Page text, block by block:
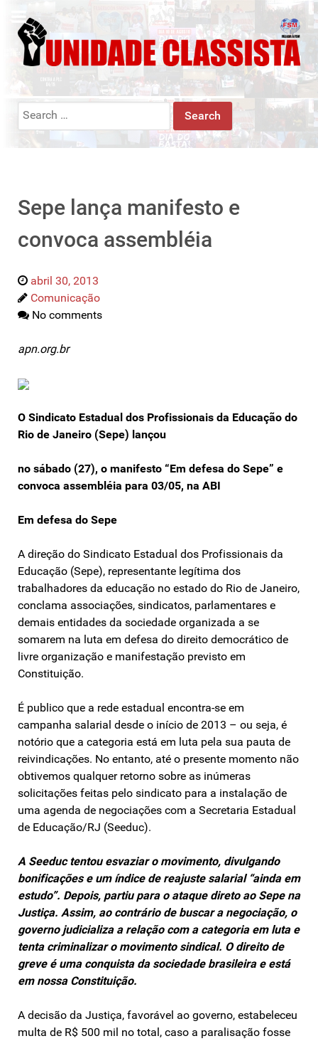
Search
Sepe lança manifesto e
convoca assembléia
abril 30, 2013
Comunicação
No comments
apn.org.br
O Sindicato Estadual dos Profissionais da Educação do
Rio de Janeiro (Sepe) lançou
no sábado (27), o manifesto “Em defesa do Sepe” e
convoca assembléia para 03/05, na ABI
Em defesa do Sepe
A direção do Sindicato Estadual dos Profissionais da
Educação (Sepe), representante legítima dos
trabalhadores da educação no estado do Rio de Janeiro,
conclama associações, sindicatos, parlamentares e
demais entidades da sociedade organizada a se
somarem na luta em defesa do direito democrático de
livre organização e manifestação previsto em
Constituição.
É publico que a rede estadual encontra-se em
campanha salarial desde o início de 2013 – ou seja, é
notório que a categoria está em luta pela sua pauta de
reivindicações. No entanto, até o presente momento não
obtivemos qualquer retorno sobre as inúmeras
solicitações feitas pelo sindicato para a instalação de
uma agenda de negociações com a Secretaria Estadual
de Educação/RJ (Seeduc).
A Seeduc tentou esvaziar o movimento, divulgando
bonificações e um índice de reajuste salarial “ainda em
estudo”. Depois, partiu para o ataque direto ao Sepe na
Justiça. Assim, ao contrário de buscar a negociação, o
governo judicializa a relação com a categoria em luta e
tenta criminalizar o movimento sindical. O direito de
greve é uma conquista da sociedade brasileira e está
em nossa Constituição.
A decisão da Justiça, favorável ao governo, estabeleceu
multa de R$ 500 mil no total, caso a paralisação fosse